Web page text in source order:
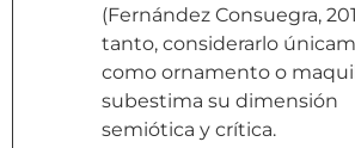
(Fernández Consuegra,
tanto, considerarlo
como ornamento o
subestima su dimensión
semiótica y crítica.